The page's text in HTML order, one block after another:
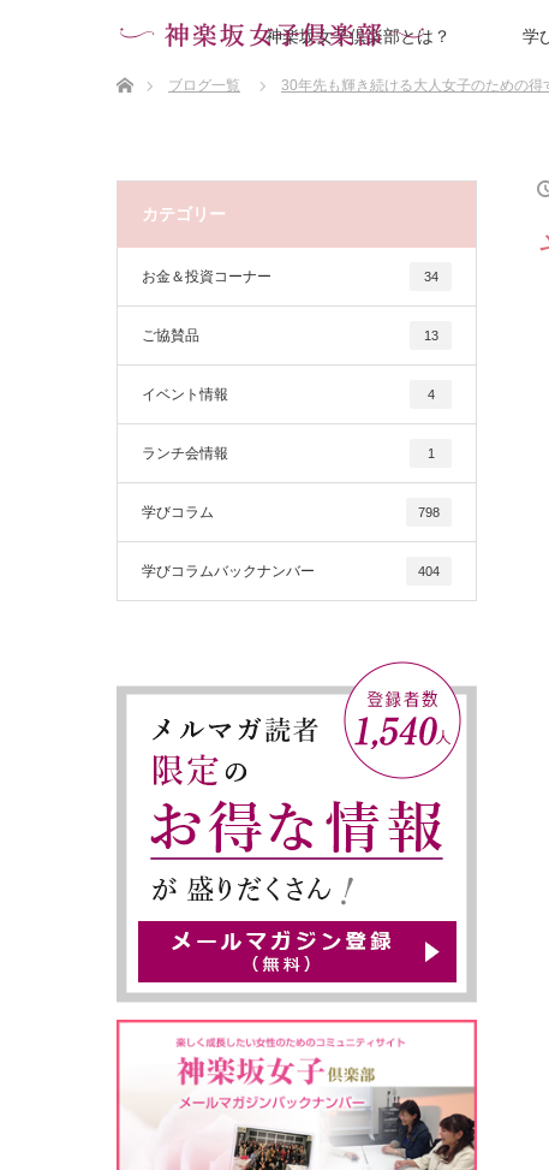
神楽坂女子倶楽部とは？ 学
ブログ一覧
30年先も輝き続ける大人女子のための得
カテゴリー
お金＆投資コーナー 34
ご協賛品 13
イベント情報 4
ランチ会情報 1
学びコラム 798
学びコラムバックナンバー 404